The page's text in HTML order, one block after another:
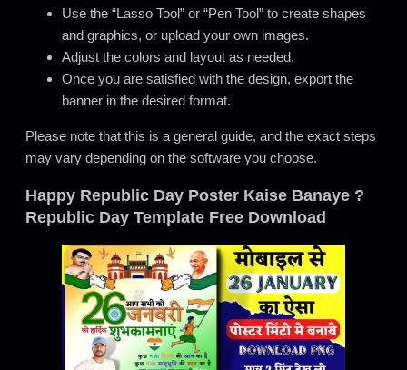
Use the “Lasso Tool” or “Pen Tool” to create shapes
and graphics, or upload your own images.
Adjust the colors and layout as needed.
Once you are satisfied with the design, export the
banner in the desired format.
Please note that this is a general guide, and the exact steps
may vary depending on the software you choose.
Happy Republic Day Poster Kaise Banaye ?
Republic Day Template Free Download